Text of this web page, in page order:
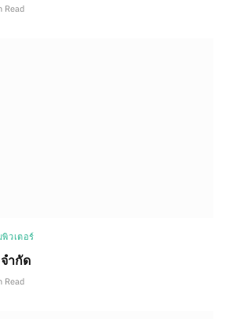
Read
วเตอร์
ำกัด
Read